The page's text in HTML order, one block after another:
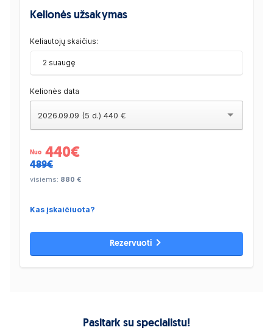
Kelionės užsakymas
Keliautojų skaičius:
2 suaugę
Kelionės data
2026.09.09 (5 d.) 440 €
Nuo 440€
489€
visiems: 880 €
Kas įskaičiuota?
Rezervuoti
Pasitark su specialistu!